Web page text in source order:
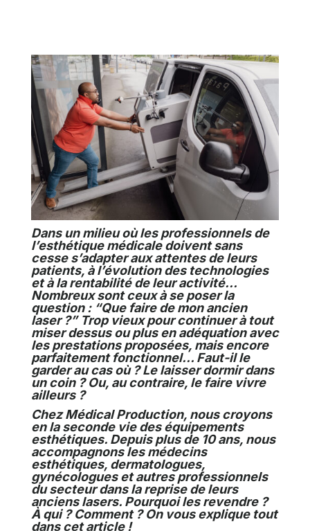
Dans un milieu où les professionnels de
l’esthétique médicale doivent sans
cesse s’adapter aux attentes de leurs
patients, à l’évolution des technologies
et à la rentabilité de leur activité…
Nombreux sont ceux à se poser la
question : “Que faire de mon ancien
laser ?” Trop vieux pour continuer à tout
miser dessus ou plus en adéquation avec
les prestations proposées, mais encore
parfaitement fonctionnel… Faut-il le
garder au cas où ? Le laisser dormir dans
un coin ? Ou, au contraire, le faire vivre
ailleurs ?
Chez Médical Production, nous croyons
en la seconde vie des équipements
esthétiques. Depuis plus de 10 ans, nous
accompagnons les médecins
esthétiques, dermatologues,
gynécologues et autres professionnels
du secteur dans la reprise de leurs
anciens lasers. Pourquoi les revendre ?
À qui ? Comment ? On vous explique tout
dans cet article !